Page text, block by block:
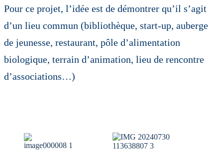
Pour ce projet, l’idée est de démontrer qu’il s’agit
d’un lieu commun (bibliothèque, start-up, auberge
de jeunesse, restaurant, pôle d’alimentation
biologique, terrain d’animation, lieu de rencontre
d’associations…)